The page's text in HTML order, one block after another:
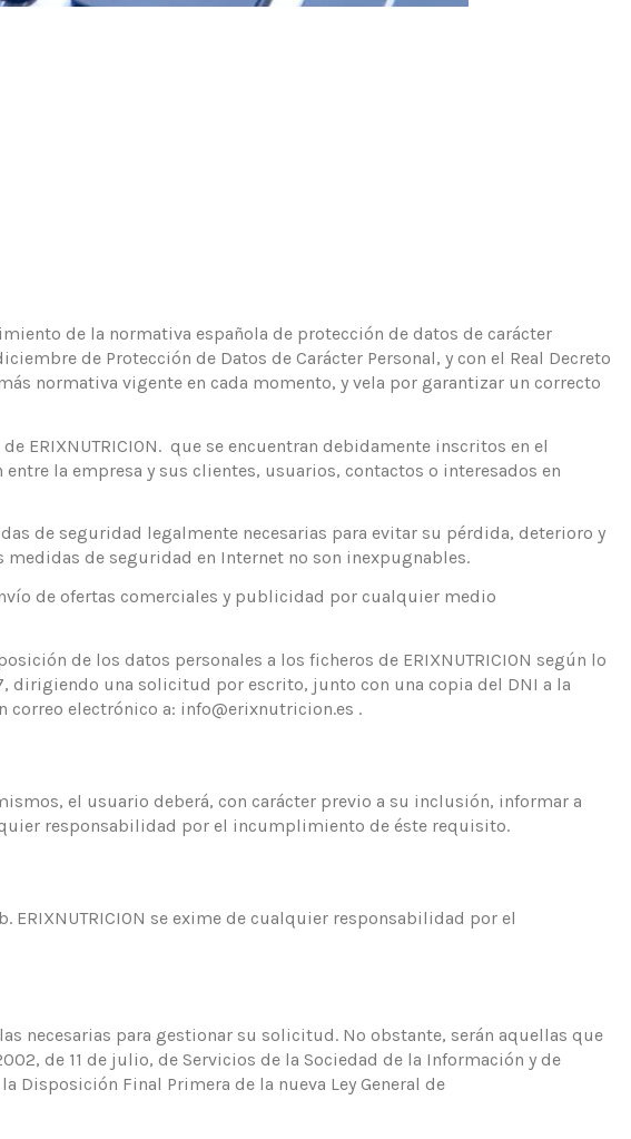
de la normativa española de protección de datos de carácter
de Protección de Datos de Carácter Personal, y con el Real Decreto
normativa vigente en cada momento, y vela por garantizar un correcto
ERIXNUTRICION. que se encuentran debidamente inscritos en el
la empresa y sus clientes, usuarios, contactos o interesados en
de seguridad legalmente necesarias para evitar su pérdida, deterioro y
de seguridad en Internet no son inexpugnables.
de ofertas comerciales y publicidad por cualquier medio
de los datos personales a los ficheros de ERIXNUTRICION según lo
dirigiendo una solicitud por escrito, junto con una copia del DNI a la
correo electrónico a: info@erixnutricion.es .
el usuario deberá, con carácter previo a su inclusión, informar a
responsabilidad por el incumplimiento de éste requisito.
se exime de cualquier responsabilidad por el
necesarias para gestionar su solicitud. No obstante, serán aquellas que
de 11 de julio, de Servicios de la Sociedad de la Información y de
Disposición Final Primera de la nueva Ley General de